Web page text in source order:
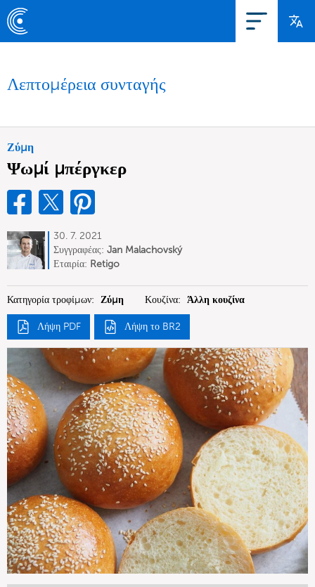
Λεπτομέρεια συνταγής
Ζύμη
Ψωμί μπέργκερ
30. 7. 2021
Συγγραφέας: Jan Malachovský
Εταιρία: Retigo
Κατηγορία τροφίμων: Ζύμη Κουζίνα: Άλλη κουζίνα
Λήψη PDF Λήψη το BR2